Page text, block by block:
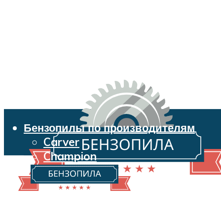
Бензопилы по производителям
Carver
Champion
Echo
Husqvarna